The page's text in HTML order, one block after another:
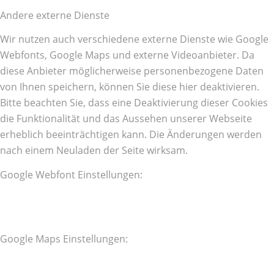
Andere externe Dienste
Wir nutzen auch verschiedene externe Dienste wie Google
Webfonts, Google Maps und externe Videoanbieter. Da
diese Anbieter möglicherweise personenbezogene Daten
von Ihnen speichern, können Sie diese hier deaktivieren.
Bitte beachten Sie, dass eine Deaktivierung dieser Cookies
die Funktionalität und das Aussehen unserer Webseite
erheblich beeinträchtigen kann. Die Änderungen werden
nach einem Neuladen der Seite wirksam.
Google Webfont Einstellungen:
Google Maps Einstellungen: